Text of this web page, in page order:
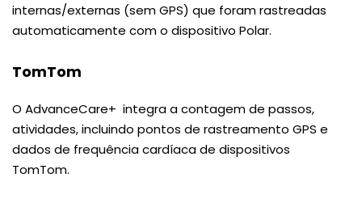
internas/externas (sem GPS) que foram rastreadas
automaticamente com o dispositivo Polar.
TomTom
O AdvanceCare+ integra a contagem de passos,
atividades, incluindo pontos de rastreamento GPS e
dados de frequência cardíaca de dispositivos
TomTom.